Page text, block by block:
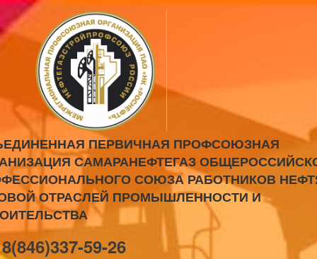
ПЕРВИЧНАЯ ПРОФСОЮЗНАЯ
САМАРАНЕФТЕГАЗ
СОЮЗА РАБОТНИКОВ
ОТРАСЛЕЙ ПРОМЫШЛЕННОСТИ И
8(846)337-59-26